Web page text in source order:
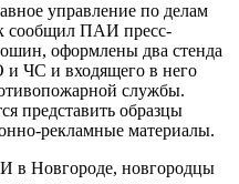
управление по делам
сообщил ПАИ пресс-
оформлены два стенда
и ЧС и входящего в него
службы.
представить образцы
рекламные материалы.
в Новгороде, новгородцы